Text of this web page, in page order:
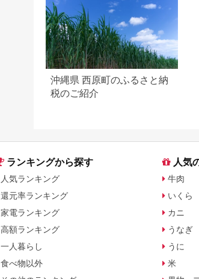
沖縄県 西原町のふるさと納
税のご紹介
ランキングから探す
人気ランキング
還元率ランキング
家電ランキング
高額ランキング
一人暮らし
食べ物以外
人気
牛肉
いくら
カニ
うなぎ
うに
米